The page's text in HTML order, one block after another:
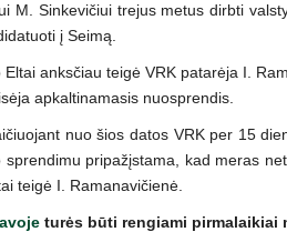
M. Sinkevičiui trejus metus dirbti
į Seimą.
Eltai anksčiau teigė VRK patarėja I.
apkaltinamasis nuosprendis.
nuo šios datos VRK per 15
sprendimu pripažįstama, kad meras
teigė I. Ramanavičienė.
turės būti rengiami pirmalaikiai